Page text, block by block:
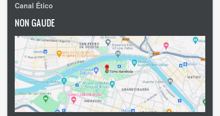
Canal Ético
NON GAUDE